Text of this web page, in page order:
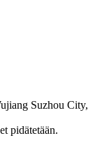
Suzhou City,
pidätetään.